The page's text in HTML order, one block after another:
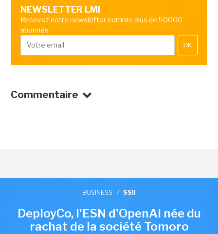
NEWSLETTER LMI
Recevez notre newsletter comme plus de 50000
abonnés
OK
Commentaire
BUSINESS / SSII
DeployCo, l'ESN d'OpenAI née du
rachat de la société Tomoro